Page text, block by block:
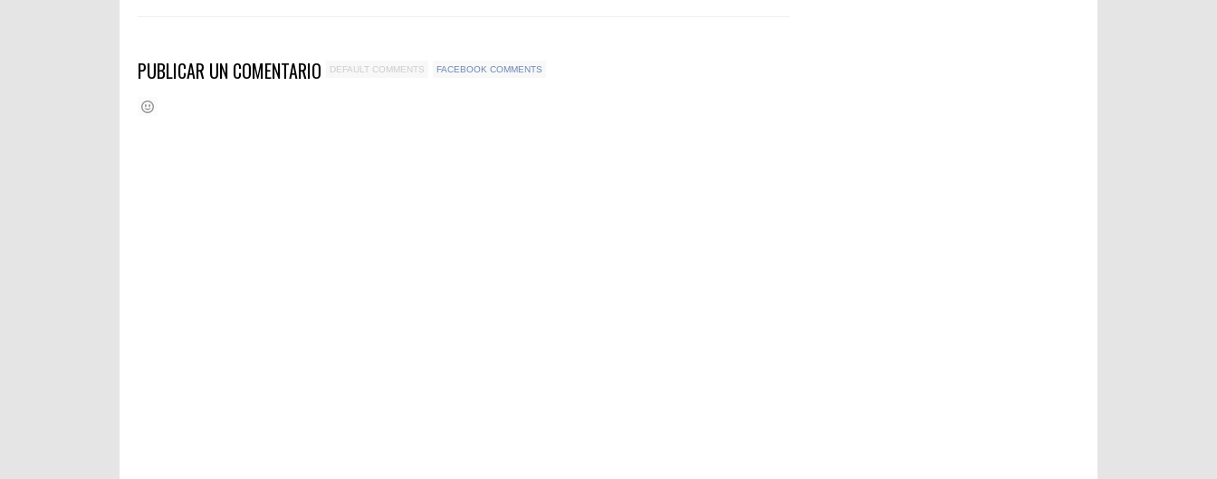
PUBLICAR UN COMENTARIO DEFAULT COMMENTS FACEBOOK COMMENTS